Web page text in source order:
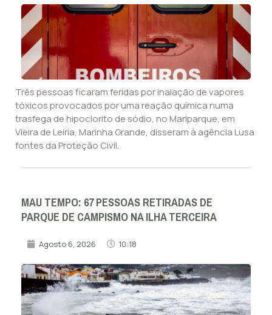
Três pessoas ficaram feridas por inalação de vapores
tóxicos provocados por uma reação química numa
trasfega de hipoclorito de sódio, no Mariparque, em
Vieira de Leiria, Marinha Grande, disseram à agência Lusa
fontes da Proteção Civil.
MAU TEMPO: 67 PESSOAS RETIRADAS DE
PARQUE DE CAMPISMO NA ILHA TERCEIRA
Agosto 6, 2026 10:18